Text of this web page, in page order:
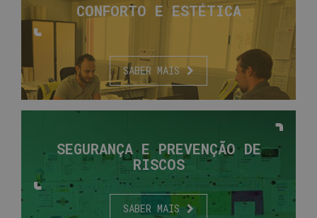
CONFORTO E ESTÉTICA
SABER MAIS
SEGURANÇAE PREVENÇÃODE
RISCOS
SABER MAIS